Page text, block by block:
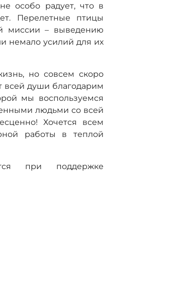
особо радует, что в
Перелетные птицы
миссии – выведению
немало усилий для их
но совсем скоро
всей души благодарим
мы воспользуемся
людьми со всей
Хочется всем
работы в теплой
при поддержке